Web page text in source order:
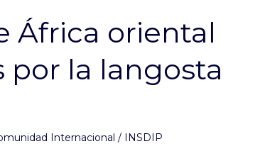
África oriental
por la langosta
Internacional / INSDIP